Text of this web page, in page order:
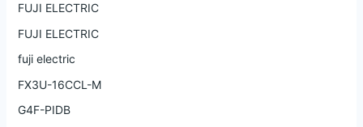
FUJI ELECTRIC
FUJI ELECTRIC
fuji electric
FX3U-16CCL-M
G4F-PIDB